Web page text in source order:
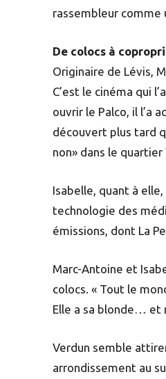
rassembleur comme
De colocs à
Originaire de Lévis,
C’est le cinéma qui
ouvrir le Palco, il l’a
découvert plus tard
non» dans le
Isabelle, quant à
technologie des
émissions, dont La
Marc-Antoine et
colocs. « Tout le
Elle a sa blonde… et
Verdun semble
arrondissement au